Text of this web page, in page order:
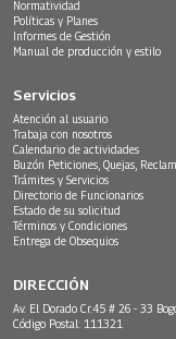
Normatividad
Políticas y Planes
Informes de Gestión
Manual de producción y estilo
Servicios
Atención al usuario
Trabaja con nosotros
Calendario de actividades
Buzón Peticiones, Quejas,
Trámites y Servicios
Directorio de Funcionarios
Estado de su solicitud
Términos y Condiciones
Entrega de Obsequios
DIRECCIÓN
Av. El Dorado Cr.45 # 26 - 33
Código Postal: 111321